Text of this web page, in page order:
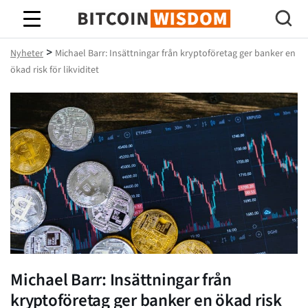
Bitcoin Wisdom
Nyheter > Michael Barr: Insättningar från kryptoföretag ger banker en
ökad risk för likviditet
Michael Barr: Insättningar från
kryptoföretag ger banker en ökad risk